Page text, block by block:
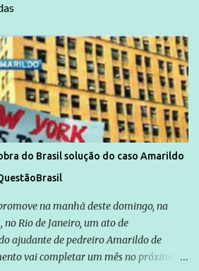
do Brasil solução do caso Amarildo
na manhã deste domingo, na
Rio de Janeiro, um ato de
ajudante de pedreiro Amarildo de
vai completar um mês no próximo